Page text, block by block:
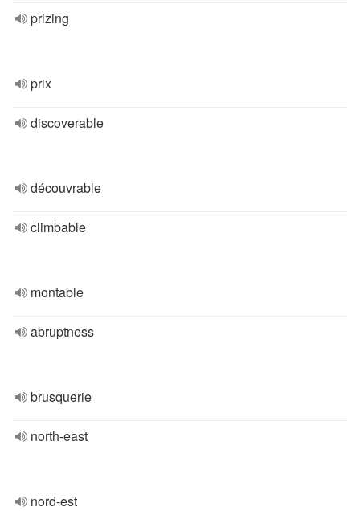
prizing
prix
discoverable
découvrable
climbable
montable
abruptness
brusquerie
north-east
nord-est